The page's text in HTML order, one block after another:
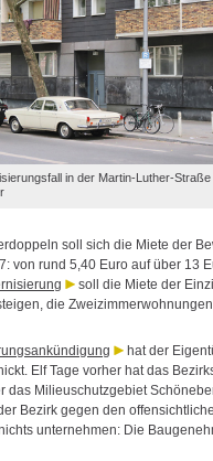
in der Martin-Luther-Straße
soll sich die Miete der
von rund 5,40 Euro auf über 13
soll die Miete der
die
hat der
Elf Tage vorher hat das
das Milieuschutzgebiet
Bezirk gegen den
unternehmen: Die